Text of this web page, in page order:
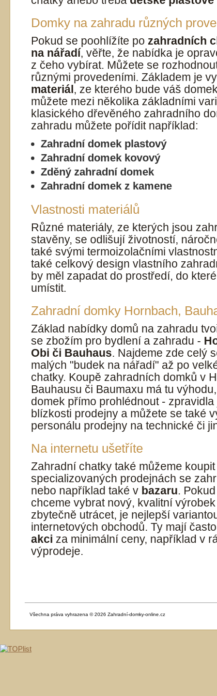
Domky na zahradu různých
Pokud se poohlížíte po zahradních
na nářadí, věřte, že nabídka je
z čeho vybírat. Můžete se
různými provedeními. Základem je
materiál, ze kterého bude váš
můžete mezi několika základními
klasického dřevěného zahradního
zahradu můžete pořídit například:
Zahradní domek plastový
Zahradní domek kovový
Zděný zahradní domek
Zahradní domek z kamene
Vlastnosti materiálů
Různé materiály, ze kterých jsou
stavěny, se odlišují životností,
také svými termoizolačními
také celkový design vlastního
by měl zapadat do prostředí, do
umístit.
Zahradní domky Hornbach,
Základ nabídky domů na zahradu
se zbožím pro bydlení a zahradu -
Obi či Bauhaus. Najdeme zde celý
malých "budek na nářadí" až po
chatky. Koupě zahradních domků v
Bauhausu či Baumaxu má tu
domek přímo prohlédnout -
blízkosti prodejny a můžete se také
personálu prodejny na technické či
Na internetu ušetříte
Zahradní chatky také můžeme
specializovaných prodejnách se
nebo například také v bazaru.
chceme vybrat nový, kvalitní
zbytečně utrácet, je nejlepší
internetových obchodů. Ty mají
akci za minimální ceny, například v
výprodeje.
Všechna práva vyhrazena © 2026 Zahradní-domky-online.cz